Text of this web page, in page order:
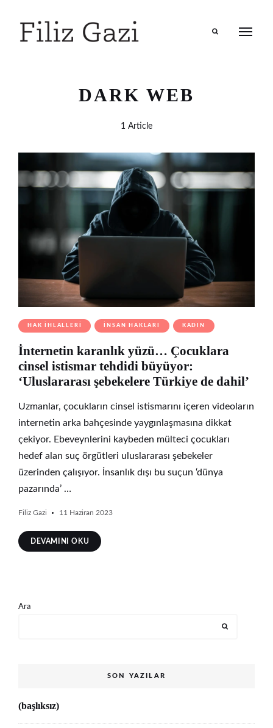
DARK WEB
1 Article
HAK İHLALLERI İNSAN HAKLARI KADIN
İnternetin karanlık yüzü… Çocuklara
cinsel istismar tehdidi büyüyor:
‘Uluslararası şebekelere Türkiye de dahil’
Uzmanlar, çocukların cinsel istismarını içeren videoların
internetin arka bahçesinde yaygınlaşmasına dikkat
çekiyor. Ebeveynlerini kaybeden mülteci çocukları
hedef alan suç örgütleri uluslararası şebekeler
üzerinden çalışıyor. İnsanlık dışı bu suçun ‘dünya
pazarında’ …
Filiz Gazi 11 Haziran 2023
DEVAMINI OKU
Ara
SON YAZILAR
(başlıksız)